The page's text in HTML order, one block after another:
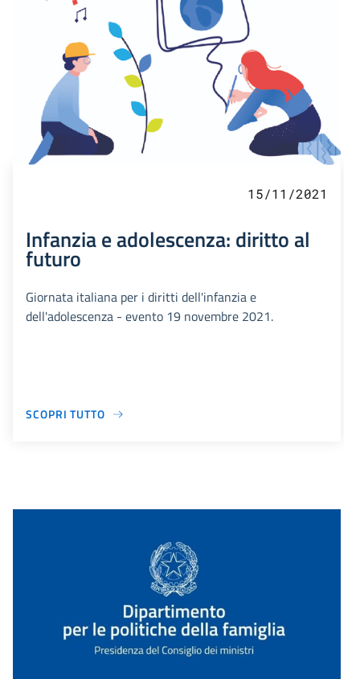
15/11/2021
Infanzia e adolescenza: diritto al
futuro
Giornata italiana per i diritti dell'infanzia e
dell'adolescenza - evento 19 novembre 2021.
SCOPRI TUTTO